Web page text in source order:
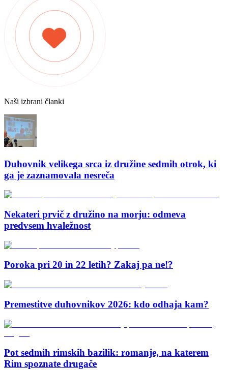
Naši izbrani članki
Duhovnik velikega srca iz družine sedmih otrok, ki
ga je zaznamovala nesreča
Nekateri prvič z družino na morju: odmeva
predvsem hvaležnost
Poroka pri 20 in 22 letih? Zakaj pa ne!?
Premestitve duhovnikov 2026: kdo odhaja kam?
Pot sedmih rimskih bazilik: romanje, na katerem
Rim spoznate drugače